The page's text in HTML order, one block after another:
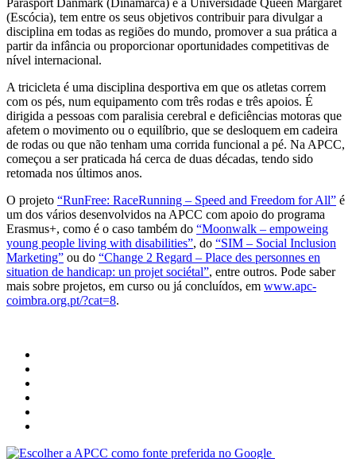
(Escócia), tem entre os seus objetivos contribuir para divulgar a
disciplina em todas as regiões do mundo, promover a sua prática a
partir da infância ou proporcionar oportunidades competitivas de
nível internacional.
A tricicleta é uma disciplina desportiva em que os atletas correm
com os pés, num equipamento com três rodas e três apoios. É
dirigida a pessoas com paralisia cerebral e deficiências motoras que
afetem o movimento ou o equilíbrio, que se desloquem em cadeira
de rodas ou que não tenham uma corrida funcional a pé. Na APCC,
começou a ser praticada há cerca de duas décadas, tendo sido
retomada nos últimos anos.
O projeto “RunFree: RaceRunning – Speed and Freedom for All” é
um dos vários desenvolvidos na APCC com apoio do programa
Erasmus+, como é o caso também do “Moonwalk – empoweing
young people living with disabilities”, do “SIM – Social Inclusion
Marketing” ou do “Change 2 Regard – Place des personnes en
situation de handicap: un projet sociétal”, entre outros. Pode saber
mais sobre projetos, em curso ou já concluídos, em www.apc-
coimbra.org.pt/?cat=8.